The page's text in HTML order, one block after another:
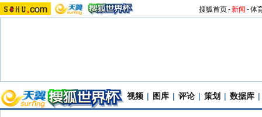
搜狐首页-新闻 -体
视频 | 图库 | 评论 | 策划 | 数据库 |